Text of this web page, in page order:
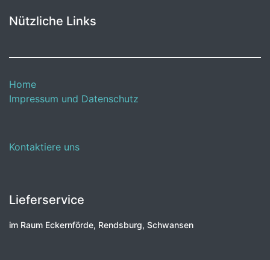
Nützliche Links
Home
Impressum und Datenschutz
Kontaktiere uns
Lieferservice
im Raum Eckernförde, Rendsburg, Schwansen